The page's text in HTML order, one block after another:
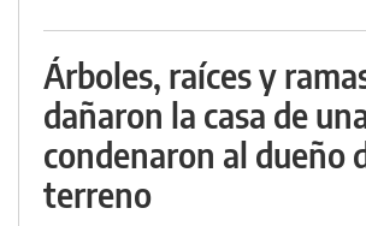
Árboles, raíces y
dañaron la casa de
condenaron al dueño
terreno